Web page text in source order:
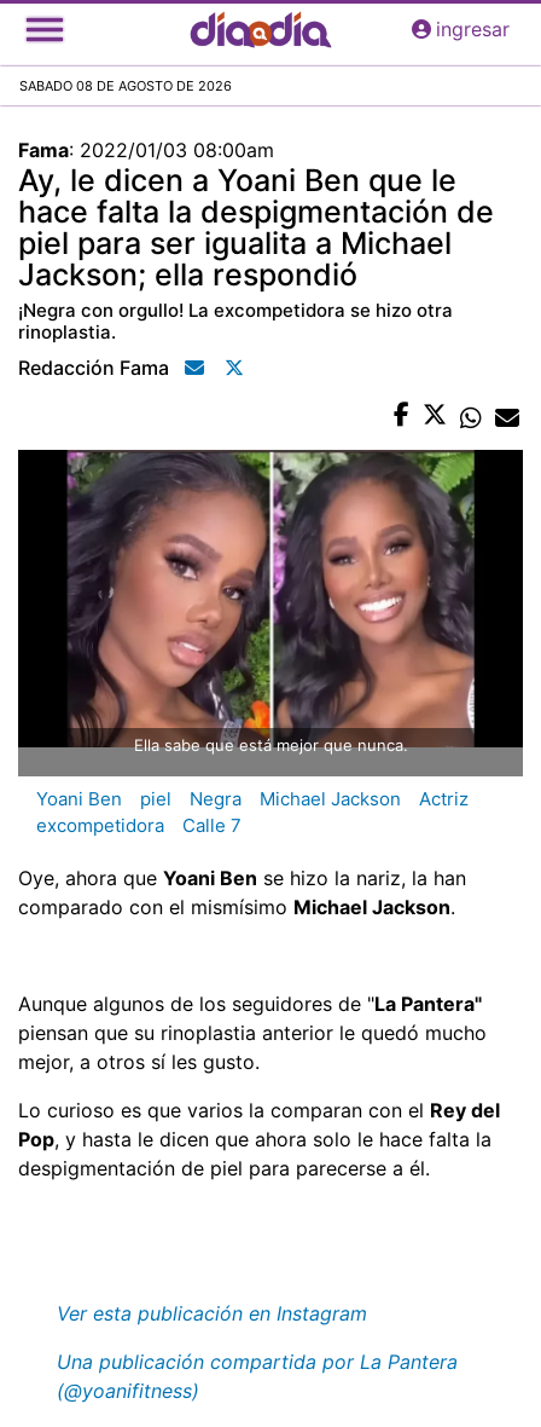
Pasar
al
principal
ingresar
SABADO 08 DE AGOSTO DE 2026
Fama: 2022/01/03 08:00am
Ay, le dicen a Yoani Ben que le
hace falta la despigmentación de
piel para ser igualita a Michael
Jackson; ella respondió
¡Negra con orgullo! La excompetidora se hizo otra
rinoplastia.
Redacción Fama
Ella sabe que está mejor que nunca.
Yoani Ben piel Negra Michael Jackson
Actriz
excompetidora
Calle 7
Oye, ahora que Yoani Ben se hizo la nariz, la han
comparado con el mismísimo Michael Jackson.
Aunque algunos de los seguidores de "La Pantera"
piensan que su rinoplastia anterior le quedó mucho
mejor, a otros sí les gusto.
Lo curioso es que varios la comparan con el Rey del
Pop, y hasta le dicen que ahora solo le hace falta la
despigmentación de piel para parecerse a él.
Ver esta publicación en Instagram
Una publicación compartida por La Pantera
(@yoanifitness)